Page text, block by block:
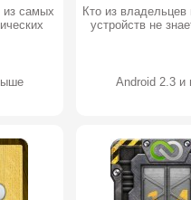
из самых
Кто из
устройств не
Android 2.3